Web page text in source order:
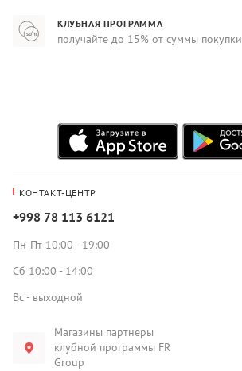
КЛУБНАЯ ПРОГРАММА
получайте до 15% от суммы покупки
КОНТАКТ-ЦЕНТР
+998 78 113 6121
Пн-Пт 10:00 - 19:00
Сб 10:00 - 14:00
Вс - выходной
Магазины партнеры
клубной программы FR
Group